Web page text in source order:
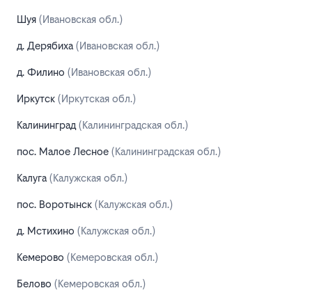
Шуя (Ивановская обл.)
д. Дерябиха (Ивановская обл.)
д. Филино (Ивановская обл.)
Иркутск (Иркутская обл.)
Калининград (Калининградская обл.)
пос. Малое Лесное (Калининградская обл.)
Калуга (Калужская обл.)
пос. Воротынск (Калужская обл.)
д. Мстихино (Калужская обл.)
Кемерово (Кемеровская обл.)
Белово (Кемеровская обл.)